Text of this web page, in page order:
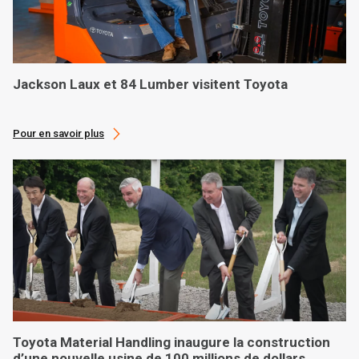
Jackson Laux et 84 Lumber visitent Toyota
Pour en savoir plus
Toyota Material Handling inaugure la construction